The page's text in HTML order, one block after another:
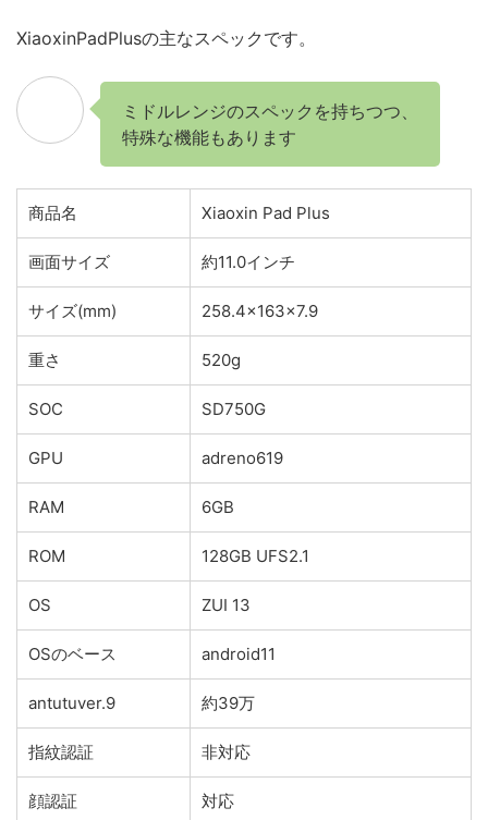
XiaoxinPadPlusの主なスペックです。
ミドルレンジのスペックを持ちつつ、
特殊な機能もあります
商品名 Xiaoxin Pad Plus
画面サイズ 約11.0インチ
サイズ(mm) 258.4×163×7.9
重さ 520g
SOC SD750G
GPU adreno619
RAM 6GB
ROM 128GB UFS2.1
OS ZUI 13
OSのベース android11
antutuver.9 約39万
指紋認証 非対応
顔認証 対応